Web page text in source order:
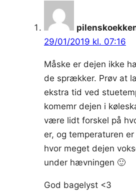
29/01/2019 kl. 07:16
Måske er dejen ikke
de sprækker. Prøv at
ekstra tid ved
komemr dejen i
være lidt forskel på
er, og temperaturen
hvor meget dejen
under hævningen 🙂
God bagelyst <3